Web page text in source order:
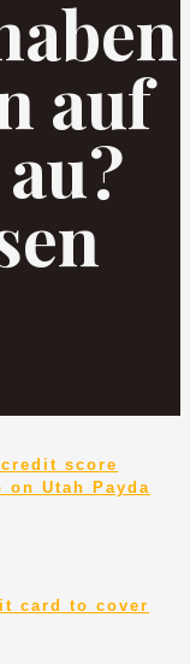
auf
score
Utah Payda
card to cover